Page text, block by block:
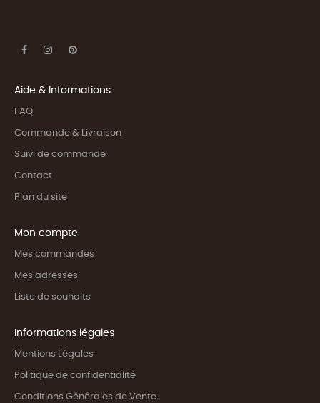
Aide & Informations
FAQ
Commande & Livraison
Suivi de commande
Contact
Plan du site
Mon compte
Mes commandes
Mes adresses
Liste de souhaits
Informations légales
Mentions Légales
Politique de confidentialité
Conditions Générales de Vente